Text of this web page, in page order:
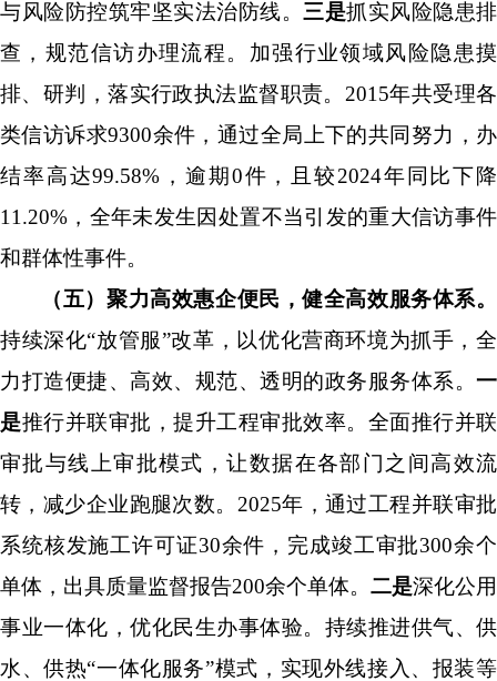
与风险防控筑牢坚实法治防线。 三是抓实风险隐患排
查，规范信访办理流程。 加强行业领域风险隐患摸
排、研判，落实行政执法监督职责。 2015年共受理各
类信访诉求9300余件，通过全局上下的共同努力，办
结率高达99.58% ，逾期0件，且较2024年同比下降
11.20% ，全年未发生因处置不当引发的重大信访事件
和群体性事件。
（五）聚力高效惠企便民，健全高效服务体系。
持续深化“放管服”改革，以优化营商环境为抓手，全
力打造便捷、高效、规范、透明的政务服务体系。 一
是推行并联审批，提升工程审批效率。全面推行并联
审批与线上审批模式，让数据在各部门之间高效流
转，减少企业跑腿次数。 2025年，通过工程并联审批
系统核发施工许可证30余件，完成竣工审批300余个
单体，出具质量监督报告200余个单体。 二是深化公用
事业一体化，优化民生办事体验。持续推进供气、供
水、供热“一体化服务”模式，实现外线接入、报装等